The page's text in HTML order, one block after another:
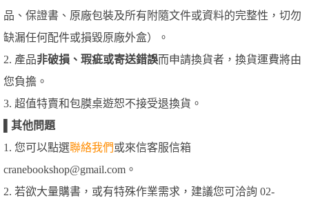
品、保證書、原廠包裝及所有附隨文件或資料的完整性，切勿
缺漏任何配件或損毀原廠外盒）。
2. 產品非破損、瑕疵或寄送錯誤而申請換貨者，換貨運費將由
您負擔。
3. 超值特賣和包膜桌遊恕不接受退換貨。
其他問題
1. 您可以點選聯絡我們或來信客服信箱
cranebookshop@gmail.com。
2. 若欲大量購書，或有特殊作業需求，建議您可洽詢 02-